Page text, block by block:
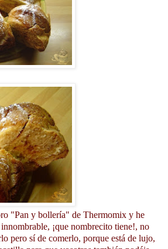
"Pan y bollería" de Thermomix y he
¡que nombrecito tiene!, no
pero sí de comerlo, porque está de lujo,